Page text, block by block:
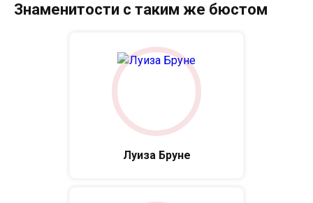
Знаменитости с таким же бюстом
Луиза Бруне